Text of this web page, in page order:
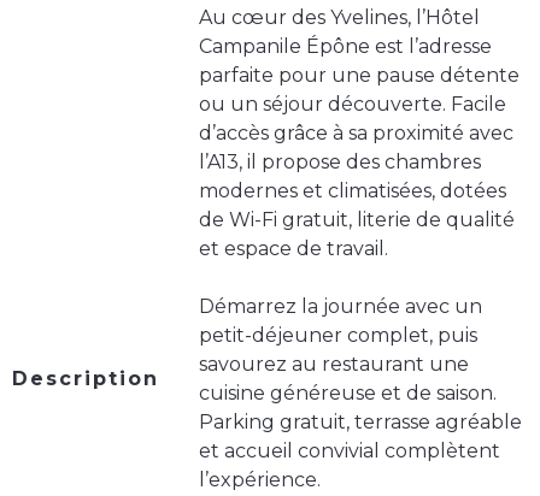
Description
Au cœur des Yvelines, l’Hôtel
Campanile Épône est l’adresse
parfaite pour une pause détente
ou un séjour découverte. Facile
d’accès grâce à sa proximité avec
l’A13, il propose des chambres
modernes et climatisées, dotées
de Wi-Fi gratuit, literie de qualité
et espace de travail.
Démarrez la journée avec un
petit-déjeuner complet, puis
savourez au restaurant une
cuisine généreuse et de saison.
Parking gratuit, terrasse agréable
et accueil convivial complètent
l’expérience.